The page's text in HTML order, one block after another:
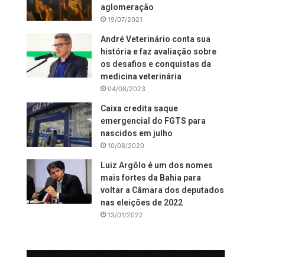
aglomeração
19/07/2021
André Veterinário conta sua
história e faz avaliação sobre
os desafios e conquistas da
medicina veterinária
04/08/2023
Caixa credita saque
emergencial do FGTS para
nascidos em julho
10/08/2020
Luiz Argôlo é um dos nomes
mais fortes da Bahia para
voltar a Câmara dos deputados
nas eleições de 2022
13/01/2022